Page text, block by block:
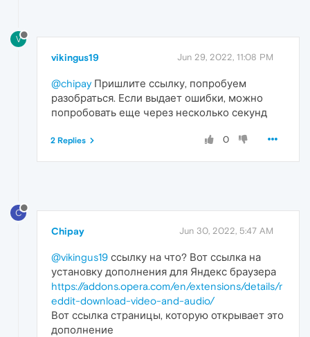
V
vikingus19 Jun 29, 2022, 11:08 PM
@chipayПришлите ссылку, попробуем
разобраться. Если выдает ошибки, можно
попробовать еще через несколько секунд
0
2 Replies
C
Chipay Jun 30, 2022, 5:47 AM
@vikingus19 ссылку на что? Вот ссылка на
установку дополнения для Яндекс браузера
https://addons.opera.com/en/extensions/details/r
eddit-download-video-and-audio/
Вот ссылка страницы, которую открывает это
дополнение